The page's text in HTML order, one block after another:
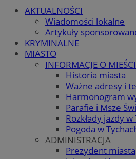
AKTUALNOŚCI
Wiadomości lokalne
Artykuły
KRYMINALNE
MIASTO
INFORMACJE O
Historia miasta
Ważne adresy i
Harmonogram
Parafie i Msze
Rozkłady jazdy w
Pogoda w
ADMINISTRACJA
Prezydent miasta